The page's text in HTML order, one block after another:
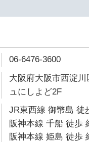
06-6476-3600
大阪府大阪市西淀
ュにしよど2F
JR東西線 御幣島 徒
阪神本線 千船 徒歩
阪神本線 姫島 徒歩